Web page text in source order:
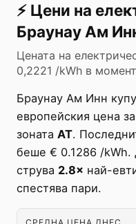
⚡️ Цени на
Браунау Ам
Цената на
0,2221 /kWh в
Браунау Ам Инн
европейския цена
зоната AT.
беше € 0.1286 /kWh.
струва 2.8× най-
спестява пари.